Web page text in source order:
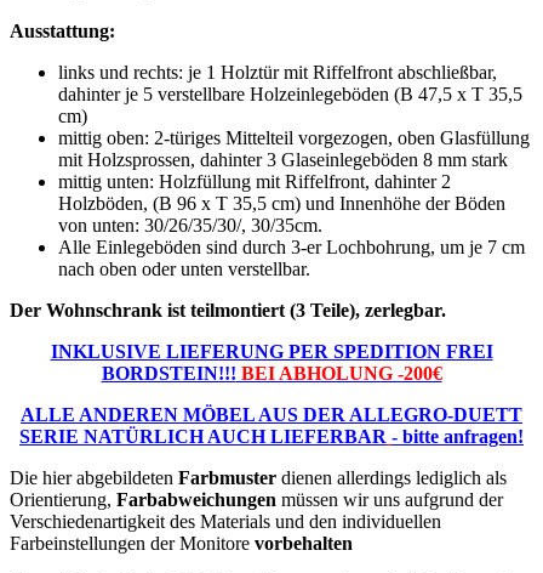
Ausstattung:
links und rechts: je 1 Holztür mit Riffelfront abschließbar,
dahinter je 5 verstellbare Holzeinlegeböden (B 47,5 x T 35,5
cm)
mittig oben: 2-türiges Mittelteil vorgezogen, oben Glasfüllung
mit Holzsprossen, dahinter 3 Glaseinlegeböden 8 mm stark
mittig unten: Holzfüllung mit Riffelfront, dahinter 2
Holzböden, (B 96 x T 35,5 cm) und Innenhöhe der Böden
von unten: 30/26/35/30/, 30/35cm.
Alle Einlegeböden sind durch 3-er Lochbohrung, um je 7 cm
nach oben oder unten verstellbar.
Der Wohnschrank ist teilmontiert (3 Teile), zerlegbar.
INKLUSIVE LIEFERUNG PER SPEDITION FREI
BORDSTEIN!!! BEI ABHOLUNG -200€
ALLE ANDEREN MÖBEL AUS DER ALLEGRO-DUETT
SERIE NATÜRLICH AUCH LIEFERBAR - bitte anfragen!
Die hier abgebildeten Farbmuster dienen allerdings lediglich als
Orientierung, Farbabweichungen müssen wir uns aufgrund der
Verschiedenartigkeit des Materials und den individuellen
Farbeinstellungen der Monitore vorbehalten